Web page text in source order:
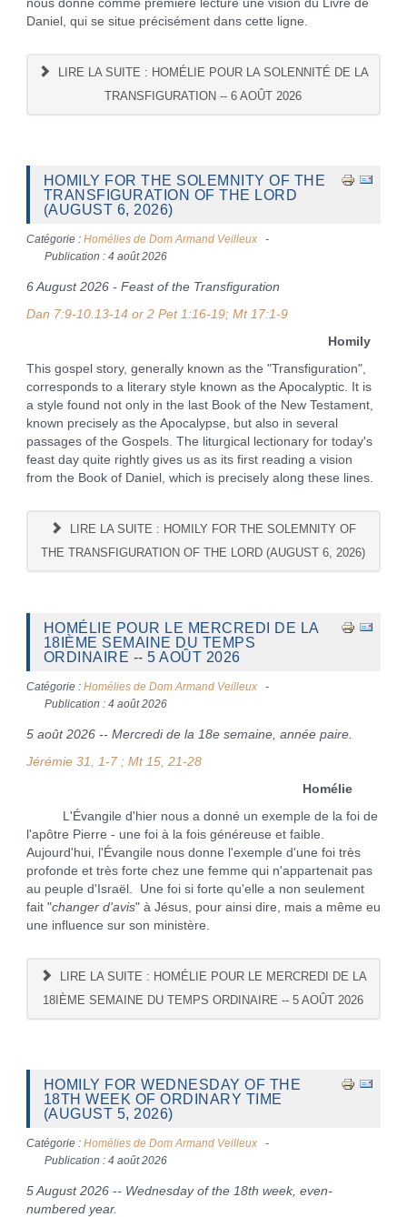
nous donne comme première lecture une vision du Livre de
Daniel, qui se situe précisément dans cette ligne.
LIRE LA SUITE : HOMÉLIE POUR LA SOLENNITÉ DE LA
TRANSFIGURATION -- 6 AOÛT 2026
HOMILY FOR THE SOLEMNITY OF THE
TRANSFIGURATION OF THE LORD
(AUGUST 6, 2026)
Catégorie : Homélies de Dom Armand Veilleux
Publication : 4 août 2026
6 August 2026 - Feast of the Transfiguration
Dan 7:9-10.13-14 or 2 Pet 1:16-19; Mt 17:1-9
Homily
This gospel story, generally known as the "Transfiguration",
corresponds to a literary style known as the Apocalyptic. It is
a style found not only in the last Book of the New Testament,
known precisely as the Apocalypse, but also in several
passages of the Gospels. The liturgical lectionary for today's
feast day quite rightly gives us as its first reading a vision
from the Book of Daniel, which is precisely along these lines.
LIRE LA SUITE : HOMILY FOR THE SOLEMNITY OF
THE TRANSFIGURATION OF THE LORD (AUGUST 6, 2026)
HOMÉLIE POUR LE MERCREDI DE LA
18IÈME SEMAINE DU TEMPS
ORDINAIRE -- 5 AOÛT 2026
Catégorie : Homélies de Dom Armand Veilleux
Publication : 4 août 2026
5 août 2026 -- Mercredi de la 18e semaine, année paire.
Jérémie 31, 1-7 ; Mt 15, 21-28
Homélie
L'Évangile d'hier nous a donné un exemple de la foi de
l'apôtre Pierre - une foi à la fois généreuse et faible.
Aujourd'hui, l'Évangile nous donne l'exemple d'une foi très
profonde et très forte chez une femme qui n'appartenait pas
au peuple d'Israël. Une foi si forte qu'elle a non seulement
fait "changer d'avis" à Jésus, pour ainsi dire, mais a même eu
une influence sur son ministère.
LIRE LA SUITE : HOMÉLIE POUR LE MERCREDI DE LA
18IÈME SEMAINE DU TEMPS ORDINAIRE -- 5 AOÛT 2026
HOMILY FOR WEDNESDAY OF THE
18TH WEEK OF ORDINARY TIME
(AUGUST 5, 2026)
Catégorie : Homélies de Dom Armand Veilleux
Publication : 4 août 2026
5 August 2026 -- Wednesday of the 18th week, even-
numbered year.